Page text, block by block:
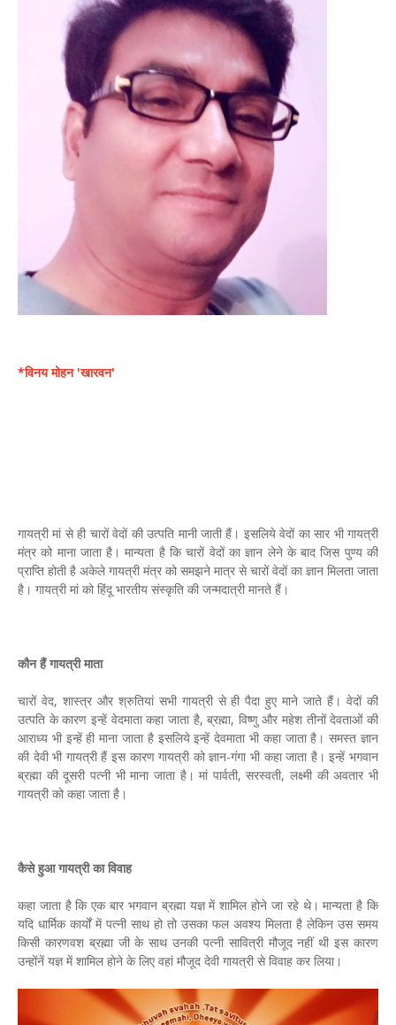
*विनय मोहन 'खारवन'
गायत्री मां से ही चारों वेदों की उत्पति मानी जाती हैं। इसलिये वेदों का सार भी गायत्री
मंत्र को माना जाता है। मान्यता है कि चारों वेदों का ज्ञान लेने के बाद जिस पुण्य की
प्राप्ति होती है अकेले गायत्री मंत्र को समझने मात्र से चारों वेदों का ज्ञान मिलता जाता
है। गायत्री मां को हिंदू भारतीय संस्कृति की जन्मदात्री मानते हैं।
कौन हैं गायत्री माता
चारों वेद, शास्त्र और श्रुतियां सभी गायत्री से ही पैदा हुए माने जाते हैं। वेदों की
उत्पति के कारण इन्हें वेदमाता कहा जाता है, ब्रह्मा, विष्णु और महेश तीनों देवताओं की
आराध्य भी इन्हें ही माना जाता है इसलिये इन्हें देवमाता भी कहा जाता है। समस्त ज्ञान
की देवी भी गायत्री हैं इस कारण गायत्री को ज्ञान-गंगा भी कहा जाता है। इन्हें भगवान
ब्रह्मा की दूसरी पत्नी भी माना जाता है। मां पार्वती, सरस्वती, लक्ष्मी की अवतार भी
गायत्री को कहा जाता है।
कैसे हुआ गायत्री का विवाह
कहा जाता है कि एक बार भगवान ब्रह्मा यज्ञ में शामिल होने जा रहे थे। मान्यता है कि
यदि धार्मिक कार्यों में पत्नी साथ हो तो उसका फल अवश्य मिलता है लेकिन उस समय
किसी कारणवश ब्रह्मा जी के साथ उनकी पत्नी सावित्री मौजूद नहीं थी इस कारण
उन्होंनें यज्ञ में शामिल होने के लिए वहां मौजूद देवी गायत्री से विवाह कर लिया।